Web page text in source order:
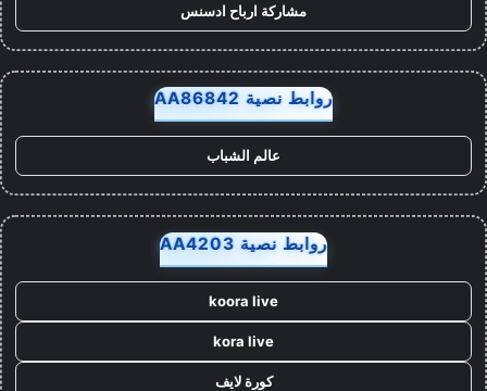
مشاركة ارباح ادسنس
روابط نصية AA86842
عالم الشباب
روابط نصية AA4203
koora live
kora live
كورة لايف